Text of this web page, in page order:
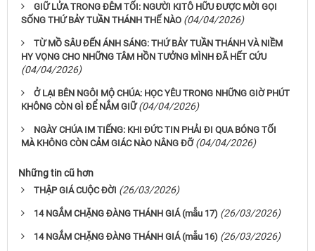
GIỮ LỬA TRONG ĐÊM TỐI: NGƯỜI KITÔ HỮU ĐƯỢC MỜI GỌI
SỐNG THỨ BẢY TUẦN THÁNH THẾ NÀO (04/04/2026)
TỪ MỒ SÂU ĐẾN ÁNH SÁNG: THỨ BẢY TUẦN THÁNH VÀ NIỀM
HY VỌNG CHO NHỮNG TÂM HỒN TƯỞNG MÌNH ĐÃ HẾT CỨU
(04/04/2026)
Ở LẠI BÊN NGÔI MỘ CHÚA: HỌC YÊU TRONG NHỮNG GIỜ PHÚT
KHÔNG CÒN GÌ ĐỂ NẮM GIỮ (04/04/2026)
NGÀY CHÚA IM TIẾNG: KHI ĐỨC TIN PHẢI ĐI QUA BÓNG TỐI
MÀ KHÔNG CÒN CẢM GIÁC NÀO NÂNG ĐỠ (04/04/2026)
Những tin cũ hơn
THẬP GIÁ CUỘC ĐỜI (26/03/2026)
14 NGẮM CHẶNG ĐÀNG THÁNH GIÁ (mẫu 17) (26/03/2026)
14 NGẮM CHẶNG ĐÀNG THÁNH GIÁ (mẫu 16) (26/03/2026)